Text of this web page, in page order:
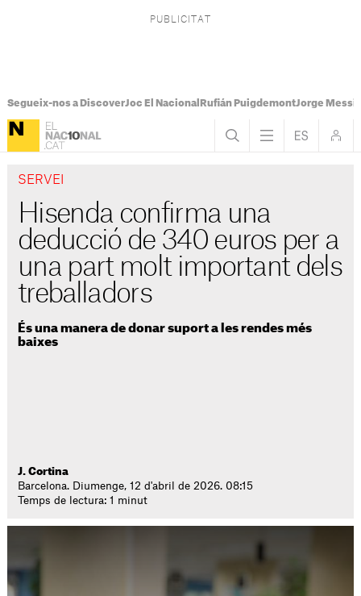
Segueix-nos a DiscoverJoc El Nacional Rufián PuigdemontJorge Messi
SERVEI
Hisenda confirma una
deducció de 340 euros per a
una part molt important dels
treballadors
És una manera de donar suport a les rendes més
baixes
J. Cortina
Barcelona. Diumenge, 12 d'abril de 2026. 08:15
Temps de lectura: 1 minut